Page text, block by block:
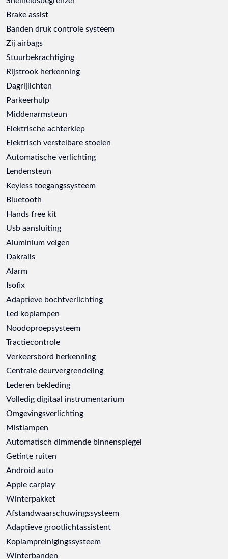
Brake assist
Banden druk controle systeem
Zij airbags
Stuurbekrachtiging
Rijstrook herkenning
Dagrijlichten
Parkeerhulp
Middenarmsteun
Elektrische achterklep
Elektrisch verstelbare stoelen
Automatische verlichting
Lendensteun
Keyless toegangssysteem
Bluetooth
Hands free kit
Usb aansluiting
Aluminium velgen
Dakrails
Alarm
Isofix
Adaptieve bochtverlichting
Led koplampen
Noodoproepsysteem
Tractiecontrole
Verkeersbord herkenning
Centrale deurvergrendeling
Lederen bekleding
Volledig digitaal instrumentarium
Omgevingsverlichting
Mistlampen
Automatisch dimmende binnenspiegel
Getinte ruiten
Android auto
Apple carplay
Winterpakket
Afstandwaarschuwingssysteem
Adaptieve grootlichtassistent
Koplampreinigingssysteem
Winterbanden